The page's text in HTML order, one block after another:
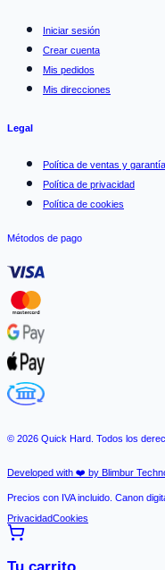
Iniciar sesión
Crear cuenta
Mis pedidos
Mis direcciones
Legal
Política de ventas y
Política de privacidad
Política de cookies
Métodos de pago
© 2026 Quick Hard. Todos los
Developed with ❤️ by Blimbur
Precios con IVA incluido. Canon
PrivacidadCookies
Tu carrito